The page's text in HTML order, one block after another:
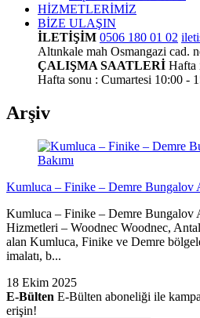
HİZMETLERİMİZ
BİZE ULAŞIN
İLETİŞİM 0506 180 01 02
Altınkale mah Osmangazi cad.
ÇALIŞMA SAATLERİ Hafta
Hafta sonu : Cumartesi 10:00 -
Arşiv
Kumluca – Finike – Demre Bungalov
Kumluca – Finike – Demre Bungalov
Hizmetleri – Woodnec Woodnec,
alan Kumluca, Finike ve Demre
imalatı, b...
18 Ekim 2025
E-Bülten E-Bülten aboneliği ile
erişin!